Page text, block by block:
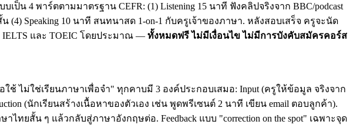
น 4 พาร์ตตามมาตรฐาน CEFR: (1) Listening 15 นาที ฟังคลิปจริงจาก BBC/podcast
น (4) Speaking 10 นาที สนทนาสด 1-on-1 กับครูเจ้าของภาษา. หลังสอบเสร็จ ครูจะนัด
และ TOEIC โดยประมาณ — ทั้งหมดฟรี ไม่มีเงื่อนไข ไม่มีการบังคับสมัครคอร์ส
พื่อใช้ ไม่ใช่เรียนภาษาเพื่อจำ" ทุกคาบมี 3 องค์ประกอบเสมอ: Input (ครูให้ข้อมูล จริงจาก
(นักเรียนสร้างเนื้อหาของตัวเอง เช่น พูดพรีเซนต์ 2 นาที เขียน email ตอบลูกค้า).
ยสั้น ๆ แล้วกลับสู่ภาษาอังกฤษต่อ. Feedback แบบ "correction on the spot" เฉพาะจุด